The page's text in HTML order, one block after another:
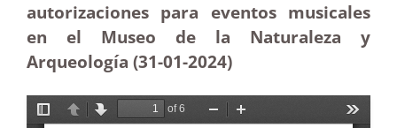
autorizaciones para eventos musicales
en el Museo de la Naturaleza y
Arqueología (31-01-2024)